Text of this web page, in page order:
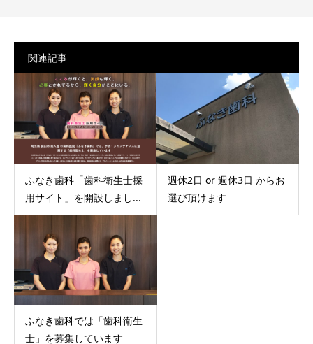
関連記事
ふなき歯科「歯科衛生士採
用サイト」を開設しまし...
週休2日 or 週休3日 からお
選び頂けます
ふなき歯科では「歯科衛生
士」を募集しています